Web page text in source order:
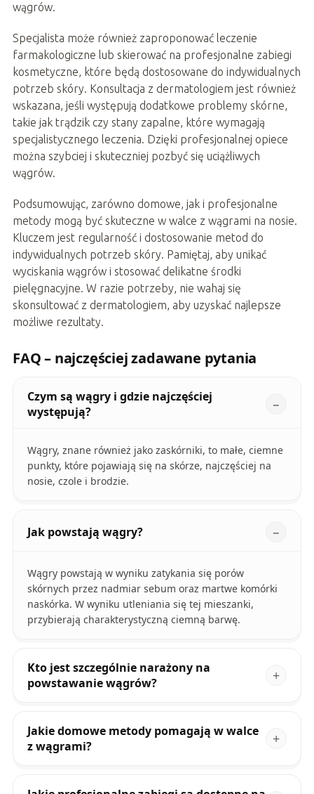
wągrów.
Specjalista może również zaproponować leczenie
farmakologiczne lub skierować na profesjonalne zabiegi
kosmetyczne, które będą dostosowane do indywidualnych
potrzeb skóry. Konsultacja z dermatologiem jest również
wskazana, jeśli występują dodatkowe problemy skórne,
takie jak trądzik czy stany zapalne, które wymagają
specjalistycznego leczenia. Dzięki profesjonalnej opiece
można szybciej i skuteczniej pozbyć się uciążliwych
wągrów.
Podsumowując, zarówno domowe, jak i profesjonalne
metody mogą być skuteczne w walce z wągrami na nosie.
Kluczem jest regularność i dostosowanie metod do
indywidualnych potrzeb skóry. Pamiętaj, aby unikać
wyciskania wągrów i stosować delikatne środki
pielęgnacyjne. W razie potrzeby, nie wahaj się
skonsultować z dermatologiem, aby uzyskać najlepsze
możliwe rezultaty.
FAQ – najczęściej zadawane pytania
Czym są wągry i gdzie najczęściej
występują?
Wągry, znane również jako zaskórniki, to małe, ciemne
punkty, które pojawiają się na skórze, najczęściej na
nosie, czole i brodzie.
Jak powstają wągry?
Wągry powstają w wyniku zatykania się porów
skórnych przez nadmiar sebum oraz martwe komórki
naskórka. W wyniku utleniania się tej mieszanki,
przybierają charakterystyczną ciemną barwę.
Kto jest szczególnie narażony na
powstawanie wągrów?
Jakie domowe metody pomagają w walce
z wągrami?